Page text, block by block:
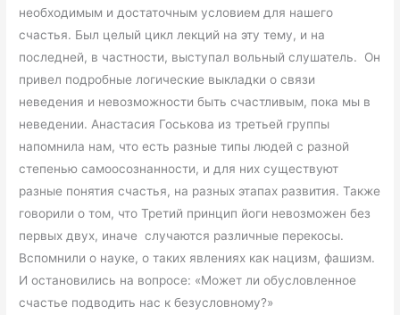
необходимым и достаточным условием для нашего
счастья. Был целый цикл лекций на эту тему, и на
последней, в частности, выступал вольный слушатель. Он
привел подробные логические выкладки о связи
неведения и невозможности быть счастливым, пока мы в
неведении. Анастасия Госькова из третьей группы
напомнила нам, что есть разные типы людей с разной
степенью самоосознанности, и для них существуют
разные понятия счастья, на разных этапах развития. Также
говорили о том, что Третий принцип йоги невозможен без
первых двух, иначе случаются различные перекосы.
Вспомнили о науке, о таких явлениях как нацизм, фашизм.
И остановились на вопросе: «Может ли обусловленное
счастье подводить нас к безусловному?»